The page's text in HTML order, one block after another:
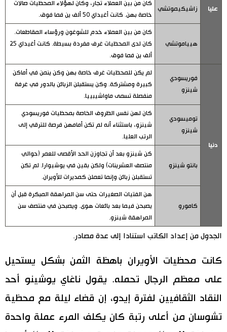
عليا زاشيكيموتشي
كان من بين العملاء تجار، وكان لهؤلاء المحظيات صالات
خاصة بهن. كانت أغيداي 50 ألف ين فما فوق.
هيياموتشي
كان من بين العملاء خدم للشوغون ورؤساء المقاطعات.
كان لدى المحظيات غرف مفردة بسيطة. كانت أغيداي 25
ألف ين فما فوق.
دنيا
فوريسودي
شينزو
لم يكن للمحظيات غرف خاصة بهن وكن ينمن في أماكن
كبيرة ومشتركة. وكن يستقبلن الزبائن بالدور في غرفة
منفصلة تسمى ماواشيبييا.
توميسودي
شينزو
كان لهن نفس الظروف الخاصة بمحظيات فوريسودي
شينزو، باستثناء أنه لم تكن أمامهن فرصة للترقي إلى
الرتب العليا.
بانتو شينزو
كن شينزو بعد أن تجاوزن الحد الأقصى للعمر (حوالي
منتصف العشرينات) ولكن بقين في يوشيوارا. لم تكن
تستقبلن زبائن وإنما تعملن كمديرات للأويران.
كامورو
هن الفتيات الصغيرات حتى سن المراهقة المبكرة قبل أن
يصبحن فيما بعد بائعات هوى. ويصبحن في منتصف سن
المراهقة شينزو.
الجدول من إعداد الكاتب استنادا إلى عدة مصادر.
كانت محظيات الأويران باهظة الثمن بشكل يستحيل
على معظم الرجال تحمله. يقول ناغاي يوشينو أحد
النقاد الثقافيين لفترة إيدو، إن قضاء ليلة مع محظية
تشوسان من أعلى رتبة كان يكلف المرء عملة واحدة